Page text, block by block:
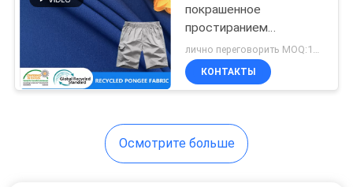
покрашенное
простиранием
повторно использовало
ткань ЛЮБИМЦА для
брюк спорт
лично переговорить MOQ:1000 МТРС
КОНТАКТЫ
Осмотрите больше